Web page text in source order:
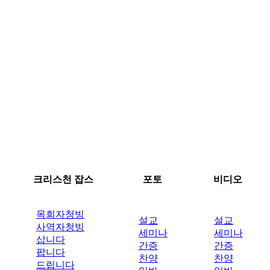
크리스천 잡스 포토 비디오
목회자청빙
사역자청빙
삽니다
팝니다
드립니다
설교
세미나
간증
찬양
설교
세미나
간증
찬양